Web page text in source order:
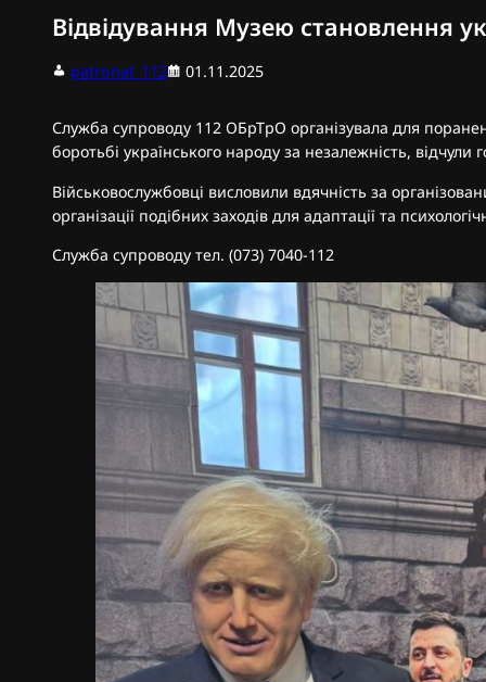
Відвідування Музею становлення
patronat_112 01.11.2025
Служба супроводу 112 ОБрТрО організувала для
боротьбі українського народу за незалежність,
Військовослужбовці висловили вдячність за
організації подібних заходів для адаптації та
Служба супроводу тел. (073) 7040-112